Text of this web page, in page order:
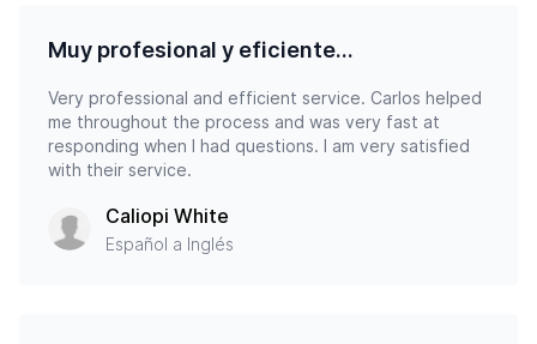
Muy profesional y eficiente...
Very professional and efficient service. Carlos helped
me throughout the process and was very fast at
responding when I had questions. I am very satisfied
with their service.
Caliopi White
Español a Inglés